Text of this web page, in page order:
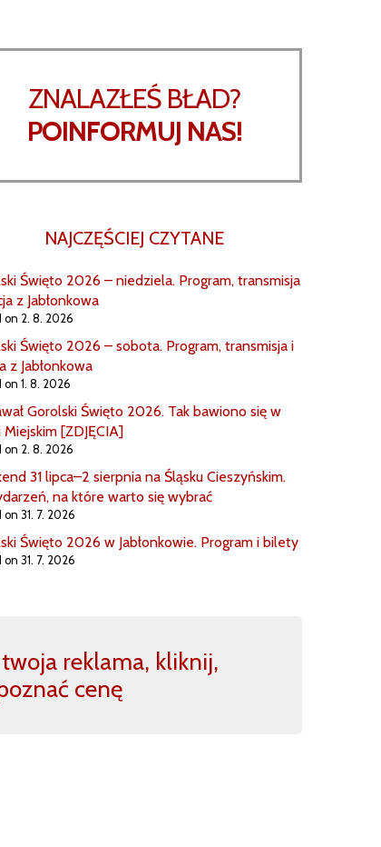
ZNALAZŁEŚ BŁAD?
POINFORMUJ NAS!
NAJCZĘŚCIEJ CZYTANE
Święto 2026 – niedziela. Program, transmisja
z Jabłonkowa
on 2. 8. 2026
Święto 2026 – sobota. Program, transmisja i
z Jabłonkowa
on 1. 8. 2026
Gorolski Święto 2026. Tak bawiono się w
Miejskim [ZDJĘCIA]
on 2. 8. 2026
31 lipca–2 sierpnia na Śląsku Cieszyńskim.
na które warto się wybrać
on 31. 7. 2026
Święto 2026 w Jabłonkowie. Program i bilety
on 31. 7. 2026
reklama, kliknij,
cenę